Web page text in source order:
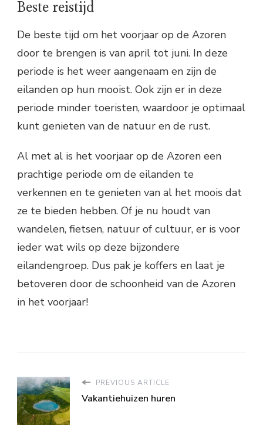
Beste reistijd
De beste tijd om het voorjaar op de Azoren
door te brengen is van april tot juni. In deze
periode is het weer aangenaam en zijn de
eilanden op hun mooist. Ook zijn er in deze
periode minder toeristen, waardoor je optimaal
kunt genieten van de natuur en de rust.
Al met al is het voorjaar op de Azoren een
prachtige periode om de eilanden te
verkennen en te genieten van al het moois dat
ze te bieden hebben. Of je nu houdt van
wandelen, fietsen, natuur of cultuur, er is voor
ieder wat wils op deze bijzondere
eilandengroep. Dus pak je koffers en laat je
betoveren door de schoonheid van de Azoren
in het voorjaar!
PREVIOUS ARTICLE
Vakantiehuizen huren